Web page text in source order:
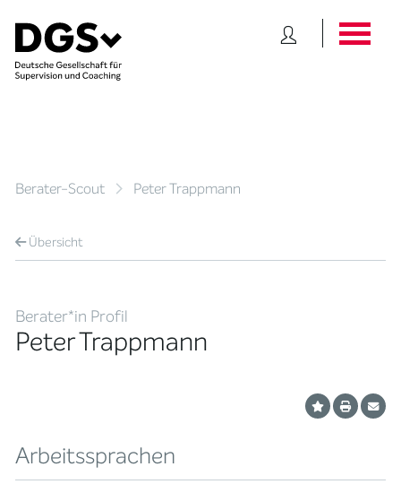
Berater-Scout Peter Trappmann
Übersicht
Berater*in Profil
Peter Trappmann
Arbeitssprachen